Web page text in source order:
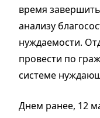
время
анализу
нуждаемости.
провести по
системе
Днем ранее, 12